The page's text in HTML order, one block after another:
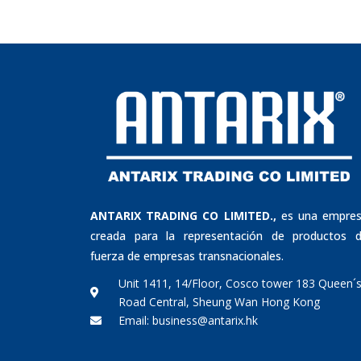
ANTARIX TRADING CO LIMITED., es una
creada para la representación de productos
fuerza de empresas transnacionales.
Unit 1411, 14/Floor, Cosco tower 183 Queen´s
Road Central, Sheung Wan Hong Kong
Email: business@antarix.hk